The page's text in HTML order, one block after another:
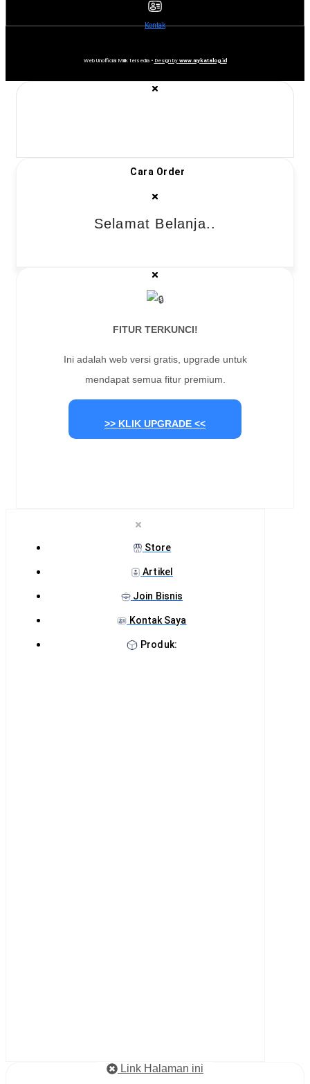
Kontak
Web Unofficial Milik tersedia • Design by www.mykatalog.id
Cara Order
Selamat Belanja..
FITUR TERKUNCI!
Ini adalah web versi gratis, upgrade untuk
mendapat semua fitur premium.
>> KLIK UPGRADE <<
Store
Artikel
Join Bisnis
Kontak Saya
Produk:
Link Halaman ini